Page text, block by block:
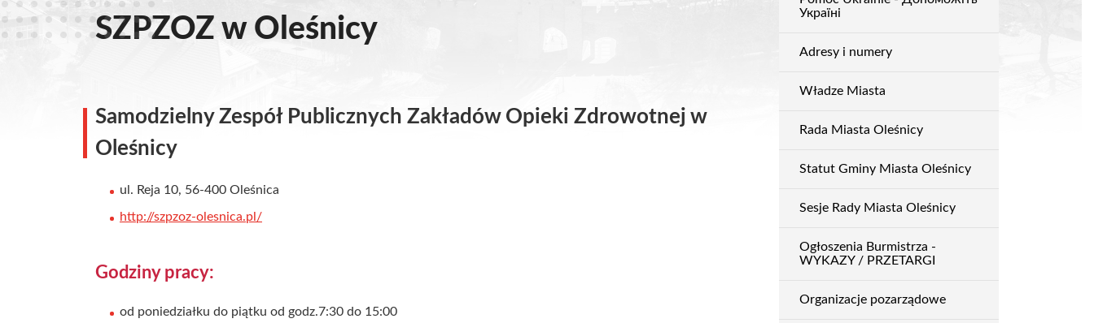
SZPZOZ w Oleśnicy
Samodzielny Zespół Publicznych Zakładów Opieki Zdrowotnej w
Oleśnicy
ul. Reja 10, 56-400 Oleśnica
http://szpzoz-olesnica.pl/
Godziny pracy:
od poniedziałku do piątku od godz.7:30 do 15:00
Urząd
Україні
Adresy i numery
Władze Miasta
Rada Miasta Oleśnicy
Statut Gminy Miasta Oleśnicy
Sesje Rady Miasta Oleśnicy
Ogłoszenia Burmistrza -
WYKAZY / PRZETARGI
Organizacje pozarządowe